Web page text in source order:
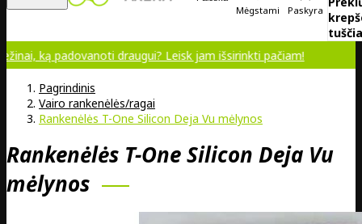
Mėgstami Paskyra
padovanoti draugui? Leisk jam išsirinkti pačiam!
Pagrindinis
Vairo rankenėlės/ragai
Rankenėlės T-One Silicon Deja Vu mėlynos
Rankenėlės T-One Silicon Deja Vu
mėlynos